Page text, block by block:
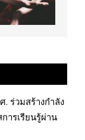
ร่วมสร้างกำลัง
ารเรียนรู้ผ่าน